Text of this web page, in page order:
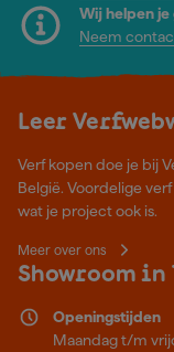
Wij helpen je
Neem
Leer
Verf kopen doe je bij
België. Voordelige
wat je project ook is.
Meer over ons
Showroom
Openingstijden
Maandag t/m